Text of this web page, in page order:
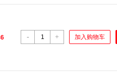
- + 加入购物车